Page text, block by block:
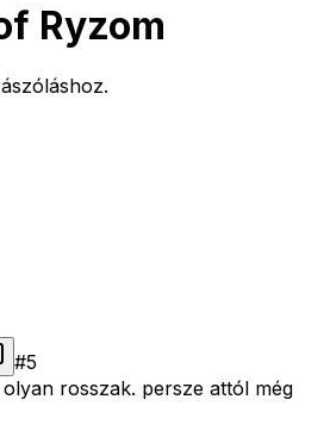
Ryzom
#5
rosszak. persze attól még